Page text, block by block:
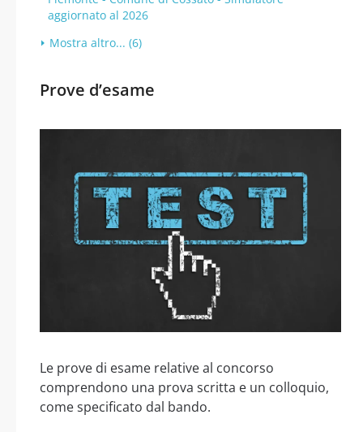
aggiornato al 2026
Mostra altro... (6)
Prove d’esame
Le prove di esame relative al concorso
comprendono una prova scritta e un colloquio,
come specificato dal bando.